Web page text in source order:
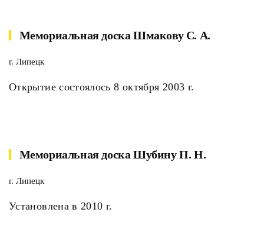
Мемориальная доска Шмакову С. А.
г. Липецк
Открытие состоялось 8 октября 2003 г.
Мемориальная доска Шубину П. Н.
г. Липецк
Установлена в 2010 г.